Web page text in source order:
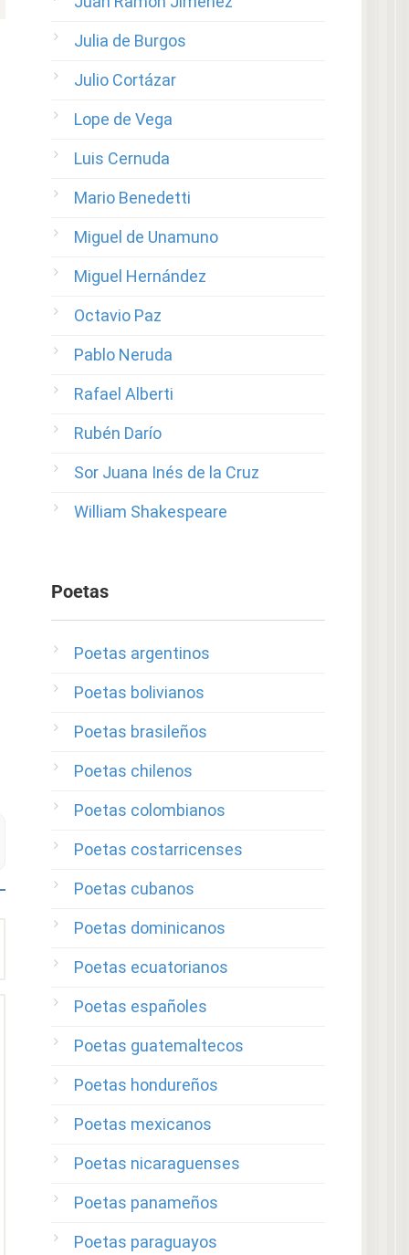
Julia de Burgos
Julio Cortázar
Lope de Vega
Luis Cernuda
Mario Benedetti
Miguel de Unamuno
Miguel Hernández
Octavio Paz
Pablo Neruda
Rafael Alberti
Rubén Darío
Sor Juana Inés de la Cruz
William Shakespeare
Poetas
Poetas argentinos
Poetas bolivianos
Poetas brasileños
Poetas chilenos
Poetas colombianos
Poetas costarricenses
Poetas cubanos
Poetas dominicanos
Poetas ecuatorianos
Poetas españoles
Poetas guatemaltecos
Poetas hondureños
Poetas mexicanos
Poetas nicaraguenses
Poetas panameños
Poetas paraguayos